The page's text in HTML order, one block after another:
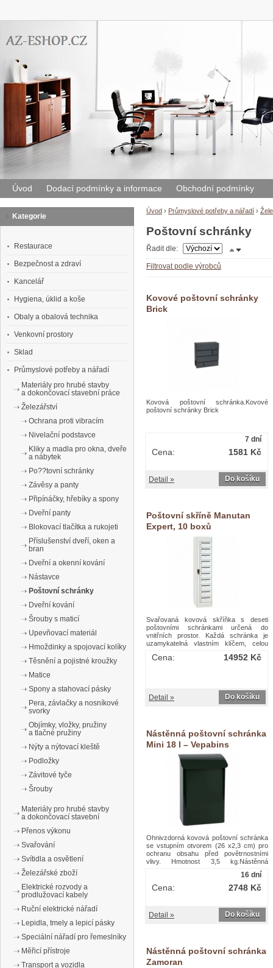
Úvod Dodací podmínky a informace Obchodní podmínky
Úvod › Průmyslové potřeby a nářadí ›
Poštovní schránky
Řadit dle:
Filtrovat podle výrobců
Kovové poštovní schránky
Brick
Kovová poštovní schránka.Kovové
poštovní schránky Brick
7 dní
1581 Kč
Cena:
Do košíku
Detail »
Poštovní skříně Manutan
Expert, 10 boxů
Svařovaná kovová skříňka s deseti
poštovními schránkami určená do
vnitřních prostor. Každá schránka je
uzamykatelná vlastním klíčem, celou
centrálním zámkem. Schránky jsou
spojením předvrtanými otvory.Poštovní
skříně Manutan Expert, 10 boxů
14952 Kč
Cena:
Do košíku
Detail »
Nástěnná poštovní schránka
Mini 18 l – Vepabins
Ohnivzdorná kovová poštovní schránka
se vstupním otvorem (26 x2,3 cm) pro
ochranu obsahu před povětrnostními
vlivy. Hmotnost 3,5 kg.Nástěnná
poštovní schránka Mini 18 l – Vepabins
16 dní
2748 Kč
Cena:
Do košíku
Detail »
Nástěnná poštovní schránka
Zamoran
Kategorie
Restaurace
Bezpečnost a zdraví
Kancelář
Hygiena, úklid a koše
Obaly a obalová technika
Venkovní prostory
Sklad
Průmyslové potřeby a nářadí
Materiály pro hrubé stavby
a dokončovací stavební práce
Železářství
Ochrana proti vibracím
Nivelační podstavce
Kliky a madla pro okna, dveře
a nábytek
Po??tovní schránky
Závěsy a panty
Připínáčky, hřebíky a spony
Dveřní panty
Blokovací tlačítka a rukojeti
Příslušenství dveří, oken a
bran
Dveřní a okenní kování
Nástavce
Poštovní schránky
Dveřní kování
Šrouby s maticí
Upevňovací materiál
Hmoždinky a spojovací kolíky
Těsnění a pojistné kroužky
Matice
Spony a stahovací pásky
Pera, závlačky a nosníkové
svorky
Objímky, vložky, pružiny
a tlačné pružiny
Nýty a nýtovací kleště
Podložky
Závitové tyče
Šrouby
Materiály pro hrubé stavby
a dokončovací stavební
Přenos výkonu
Svařování
Svítidla a osvětlení
Železářské zboží
Elektrické rozvody a
prodlužovací kabely
Ruční elektrické nářadí
Lepidla, tmely a lepicí pásky
Speciální nářadí pro řemeslníky
Měřicí přístroje
Transport a vozidla